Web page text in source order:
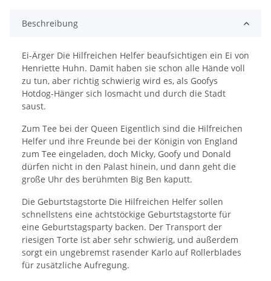
Beschreibung
Ei-Ärger Die Hilfreichen Helfer beaufsichtigen ein Ei von
Henriette Huhn. Damit haben sie schon alle Hände voll
zu tun, aber richtig schwierig wird es, als Goofys
Hotdog-Hänger sich losmacht und durch die Stadt
saust.
Zum Tee bei der Queen Eigentlich sind die Hilfreichen
Helfer und ihre Freunde bei der Königin von England
zum Tee eingeladen, doch Micky, Goofy und Donald
dürfen nicht in den Palast hinein, und dann geht die
große Uhr des berühmten Big Ben kaputt.
Die Geburtstagstorte Die Hilfreichen Helfer sollen
schnellstens eine achtstöckige Geburtstagstorte für
eine Geburtstagsparty backen. Der Transport der
riesigen Torte ist aber sehr schwierig, und außerdem
sorgt ein ungebremst rasender Karlo auf Rollerblades
für zusätzliche Aufregung.